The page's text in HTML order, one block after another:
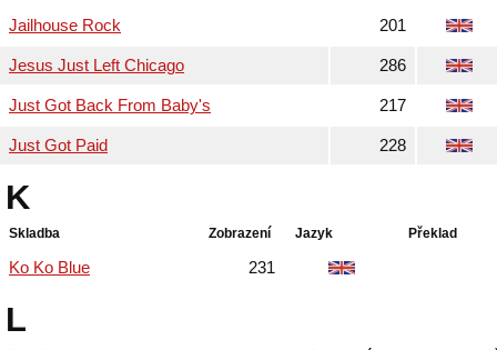
Jailhouse Rock 201
Jesus Just Left Chicago 286
Just Got Back From Baby's 217
Just Got Paid 228
K
Skladba Zobrazení Jazyk Překlad
Ko Ko Blue 231
L